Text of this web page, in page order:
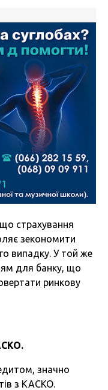
страхування
зекономити
випадку. У той же
для банку, що
ринкову
значно
з КАСКО.